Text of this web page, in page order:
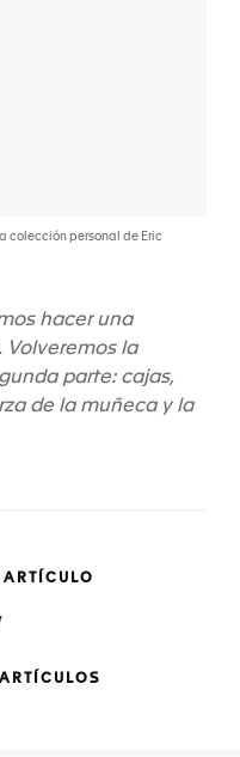
colección personal de Eric
hacer una
Volveremos la
parte: cajas,
de la muñeca y la
ARTÍCULO